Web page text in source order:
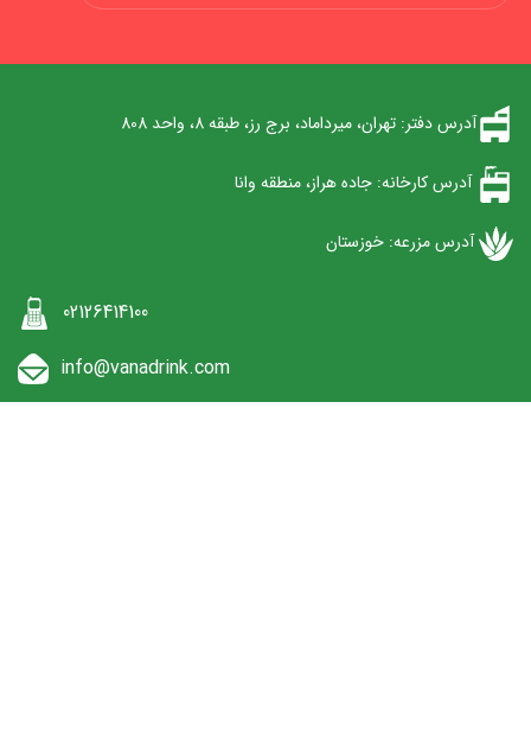
آدرس دفتر: تهران، میرداماد، برج رز، طبقه 8، واحد 808
آدرس کارخانه: جاده هراز، منطقه وانا
آدرس مزرعه: خوزستان
02126414100
info@vanadrink.com